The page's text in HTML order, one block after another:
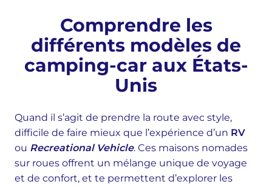
Comprendre les
différents modèles de
camping-car aux États-
Unis
Quand il s’agit de prendre la route avec style,
difficile de faire mieux que l’expérience d’un RV
ou Recreational Vehicle. Ces maisons nomades
sur roues offrent un mélange unique de voyage
et de confort, et te permettent d’explorer les